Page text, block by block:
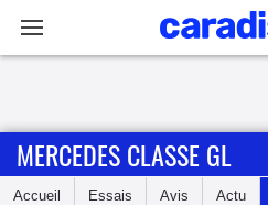
Accueil
MERCEDES CLASSE GL
Accueil Essais Avis Actu